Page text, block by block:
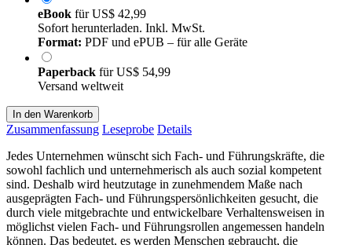
eBook fürUS$ 42,99
Sofort herunterladen. Inkl. MwSt.
Format: PDF und ePUB – für alle Geräte
Paperback fürUS$ 54,99
Versand weltweit
In den Warenkorb
Zusammenfassung Leseprobe Details
Jedes Unternehmen wünscht sich Fach- und Führungskräfte, die
sowohl fachlich und unternehmerisch als auch sozial kompetent
sind. Deshalb wird heutzutage in zunehmendem Maße nach
ausgeprägten Fach- und Führungspersönlichkeiten gesucht, die
durch viele mitgebrachte und entwickelbare Verhaltensweisen in
möglichst vielen Fach- und Führungsrollen angemessen handeln
können. Das bedeutet, es werden Menschen gebraucht, die